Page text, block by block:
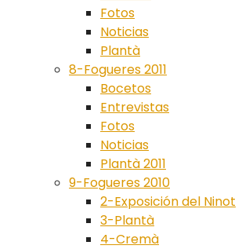
Fotos
Noticias
Plantà
8-Fogueres 2011
Bocetos
Entrevistas
Fotos
Noticias
Plantà 2011
9-Fogueres 2010
2-Exposición del Ninot
3-Plantà
4-Cremà